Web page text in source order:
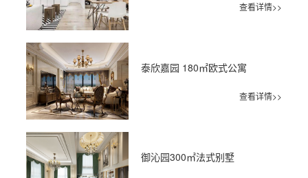
查看详情>>
泰欣嘉园 180㎡欧式公寓
查看详情>>
御沁园300㎡法式别墅